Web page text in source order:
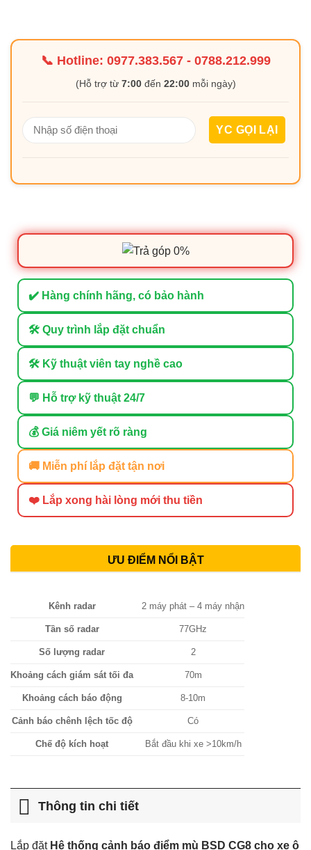
📞 Hotline: 0977.383.567- 0788.212.999
(Hỗ trợ từ 7:00đến 22:00mỗi ngày)
✔️ Hàng chính hãng, có bảo hành
🛠 Quy trình lắp đặt chuẩn
🛠 Kỹ thuật viên tay nghề cao
💬 Hỗ trợ kỹ thuật 24/7
💰 Giá niêm yết rõ ràng
🚚 Miễn phí lắp đặt tận nơi
❤️ Lắp xong hài lòng mới thu tiền
ƯU ĐIỂM NỔI BẬT
Kênh radar 2 máy phát – 4 máy nhận
Tần số radar 77GHz
Số lượng radar 2
Khoảng cách giám sát tối đa 70m
Khoảng cách báo động 8-10m
Cảnh báo chênh lệch tốc độ Có
Chế độ kích hoạt Bắt đầu khi xe >10km/h
Thông tin chi tiết
Lắp đặt Hệ thống cảnh báo điểm mù BSD CG8 cho xe ô